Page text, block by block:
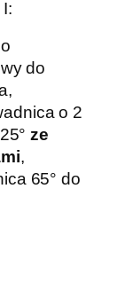
do
o 2
ze
,
65° do